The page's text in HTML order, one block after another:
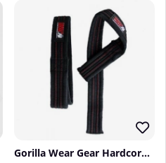
Gorilla Wear Gear Hardcore Lifting Straps, black/red